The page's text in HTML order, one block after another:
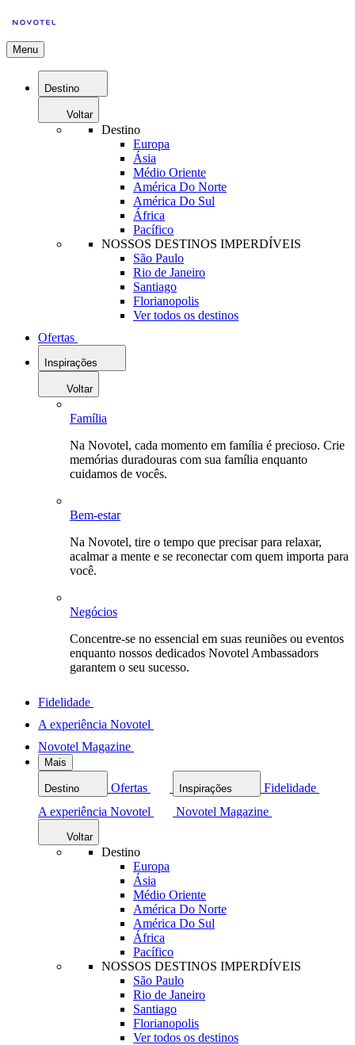
Menu
Destino
Voltar
Destino
Europa
Ásia
Médio Oriente
América Do Norte
América Do Sul
África
Pacífico
NOSSOS DESTINOS IMPERDÍVEIS
São Paulo
Rio de Janeiro
Santiago
Florianopolis
Ver todos os destinos
Ofertas
Inspirações
Voltar
Família
Na Novotel, cada momento em família é precioso. Crie
memórias duradouras com sua família enquanto
cuidamos de vocês.
Bem-estar
Na Novotel, tire o tempo que precisar para relaxar,
acalmar a mente e se reconectar com quem importa para
você.
Negócios
Concentre-se no essencial em suas reuniões ou eventos
enquanto nossos dedicados Novotel Ambassadors
garantem o seu sucesso.
Fidelidade
A experiência Novotel
Novotel Magazine
Mais
Destino Ofertas Inspirações
Fidelidade
A experiência Novotel
Novotel Magazine
Voltar
Destino
Europa
Ásia
Médio Oriente
América Do Norte
América Do Sul
África
Pacífico
NOSSOS DESTINOS IMPERDÍVEIS
São Paulo
Rio de Janeiro
Santiago
Florianopolis
Ver todos os destinos